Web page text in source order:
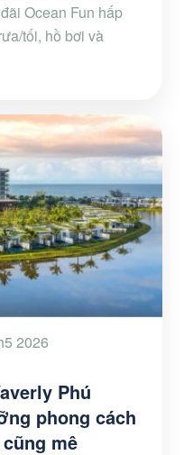
Ocean Fun hấp
tối, hồ bơi và
2026
Phú
phong cách
mê